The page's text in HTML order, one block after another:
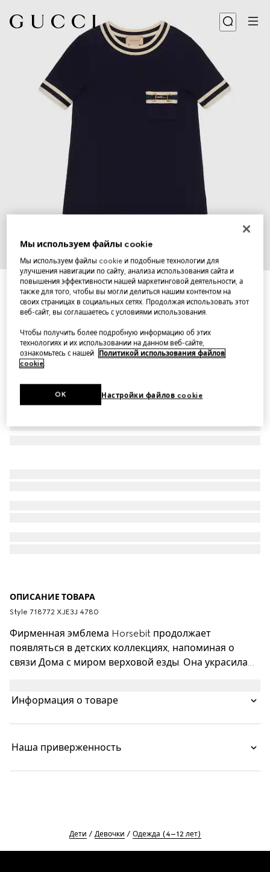
3
Платье из хлопкового джерси с Horsebit для детей
3–12 лет
Вариантытемно-синий
ОПИСАНИЕ ТОВАРА
Style ‎718772 XJE3J 4780
Фирменная эмблема Horsebit продолжает
появляться в детских коллекциях, напоминая о
связи Дома с миром верховой езды. Она украсила
Завершает дизайн контрастная трикотажная
Информация о товаре
Наша приверженность
Дети Девочки Одежда (4–12 лет)
Мы используем файлы cookie
Мы используем файлы cookie и подобные технологии для
улучшения навигации по сайту, анализа использования сайта и
повышения эффективности нашей маркетинговой деятельности, а
также для того, чтобы вы могли делиться нашим контентом на
своих страницах в социальных сетях. Продолжая использовать этот
веб-сайт, вы соглашаетесь с условиями использования.
Чтобы получить более подробную информацию об этих
технологиях и их использовании на данном веб-сайте,
ознакомьтесь с нашей
Политикой использования файлов
cookie.
Настройки файлов cookie
OK